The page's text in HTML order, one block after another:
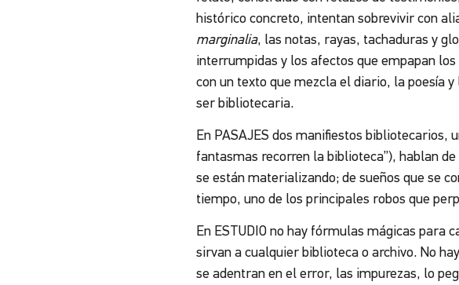
histórico concreto, intentan sobrevivir con
marginalia, las notas, rayas, tachaduras y
interrumpidas y los afectos que empapan
con un texto que mezcla el diario, la poesía
ser bibliotecaria.
En PASAJES dos manifiestos bibliotecarios,
fantasmas recorren la biblioteca”), hablan
se están materializando; de sueños que se
tiempo, uno de los principales robos que
En ESTUDIO no hay fórmulas mágicas para
sirvan a cualquier biblioteca o archivo. No
se adentran en el error, las impurezas, lo